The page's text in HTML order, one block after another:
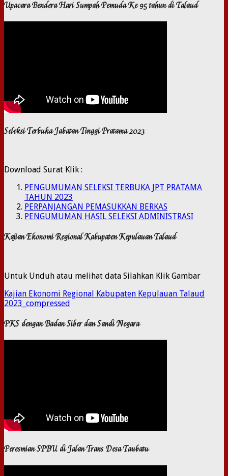
Upacara Bendera Hari Sumpah Pemuda Ke 95 tahun di Talaud
Seleksi Terbuka Jabatan Tinggi Pratama 2023
Download Surat Klik :
PENGUMUMAN SELEKSI TERBUKA JPT PRATAMA
TAHUN 2023
PERPANJANGAN PEMASUKKAN BERKAS
PENGUMUMAN HASIL SELEKSI ADMINISTRASI
Kajian Ekonomi Regional Kabupaten Kepulauan Talaud
Untuk Unduh atau melihat data Silahkan Klik Gambar
Kajian Ekonomi Regional Kabupaten Kepulauan Talaud
2023_compressed
PKS dengan Badan Siber dan Sandi Negara
Peresmian SPBU di Jalan Trans Desa Taubatu